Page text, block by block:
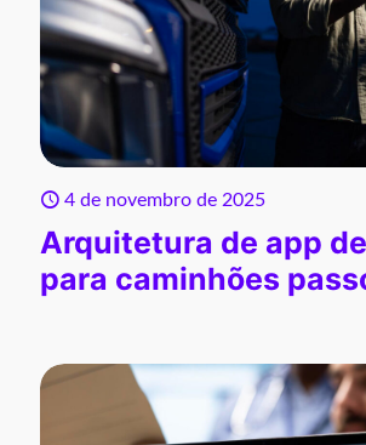
4 de novembro de 2025
Arquitetura de app
para caminhões